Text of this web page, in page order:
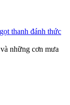
thanh đánh thức
những cơn mưa